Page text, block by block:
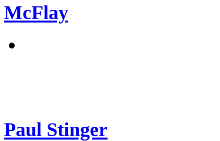
McFlay
Paul Stinger